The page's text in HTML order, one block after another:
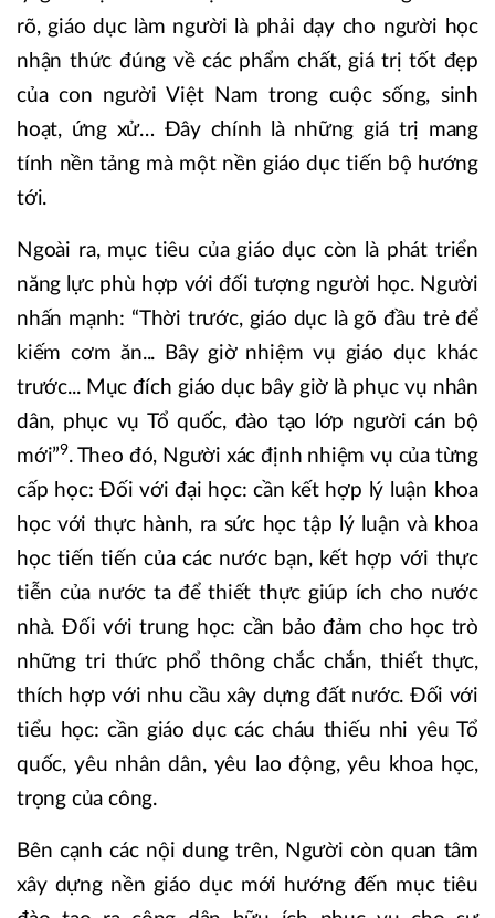
rõ, giáo dục làm người là phải dạy cho người học
nhận thức đúng về các phẩm chất, giá trị tốt đẹp
của con người Việt Nam trong cuộc sống, sinh
hoạt, ứng xử… Đây chính là những giá trị mang
tính nền tảng mà một nền giáo dục tiến bộ hướng
tới.
Ngoài ra, mục tiêu của giáo dục còn là phát triển
năng lực phù hợp với đối tượng người học. Người
nhấn mạnh: “Thời trước, giáo dục là gõ đầu trẻ để
kiếm cơm ăn... Bây giờ nhiệm vụ giáo dục khác
trước... Mục đích giáo dục bây giờ là phục vụ nhân
dân, phục vụ Tổ quốc, đào tạo lớp người cán bộ
mới”9. Theo đó, Người xác định nhiệm vụ của từng
cấp học: Đối với đại học: cần kết hợp lý luận khoa
học với thực hành, ra sức học tập lý luận và khoa
học tiến tiến của các nước bạn, kết hợp với thực
tiễn của nước ta để thiết thực giúp ích cho nước
nhà. Đối với trung học: cần bảo đảm cho học trò
những tri thức phổ thông chắc chắn, thiết thực,
thích hợp với nhu cầu xây dựng đất nước. Đối với
tiểu học: cần giáo dục các cháu thiếu nhi yêu Tổ
quốc, yêu nhân dân, yêu lao động, yêu khoa học,
trọng của công.
Bên cạnh các nội dung trên, Người còn quan tâm
xây dựng nền giáo dục mới hướng đến mục tiêu